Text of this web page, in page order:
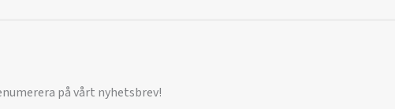
på vårt nyhetsbrev!